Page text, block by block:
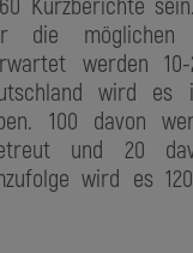
die möglichen
werden 10-
wird es
100 davon
und 20
wird es